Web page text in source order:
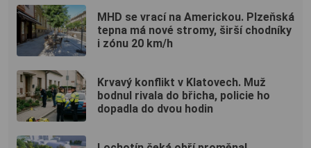
MHD se vrací na Americkou. Plzeňská
tepna má nové stromy, širší chodníky
i zónu 20 km/h
Krvavý konflikt v Klatovech. Muž
bodnul rivala do břicha, policie ho
dopadla do dvou hodin